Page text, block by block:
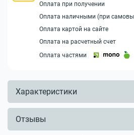
Оплата при получении
Оплата наличными (при
Оплата картой на сайте
Оплата на расчетный счет
Оплата частями
Характеристики
Отзывы